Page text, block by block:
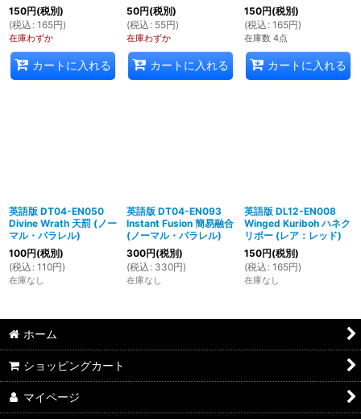
150円(税別)
(税込 : 165円)
在庫わずか
カートに入れる
50円(税別)
(税込 : 55円)
在庫わずか
カートに入れる
150円(税別)
(税込 : 165円)
在庫数 4点
カートに入れる
英語版 DT04-EN050
Divine Wrath 天罰 (ノー
マル・パラレル)
100円(税別)
(税込 : 110円)
在庫なし
英語版 DT04-EN093
Instant Fusion 簡易融合
(ノーマル・パラレル)
300円(税別)
(税込 : 330円)
在庫なし
英語版 DL12-EN008
Winged Kuriboh ハネク
リボー (レア：レッド)
150円(税別)
(税込 : 165円)
在庫なし
ホーム
ショッピングカート
マイページ